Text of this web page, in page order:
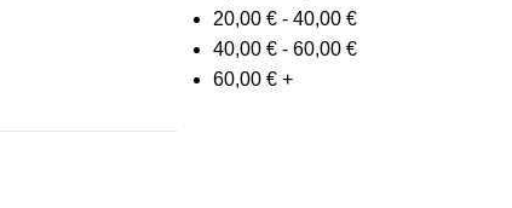
20,00 € - 40,00 €
40,00 € - 60,00 €
60,00 € +